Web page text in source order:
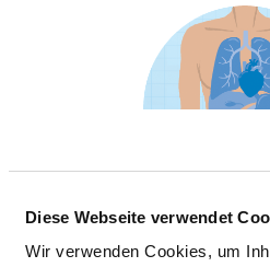
Diese Webseite verwendet
Wir verwenden Cookies, um